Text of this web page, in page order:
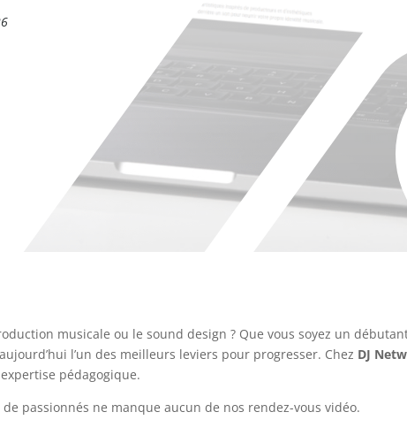
musicale ou le sound design ? Que vous soyez un
l’un des meilleurs leviers pour progresser. Chez DJ
pédagogique.
passionnés ne manque aucun de nos rendez-vous vidéo.